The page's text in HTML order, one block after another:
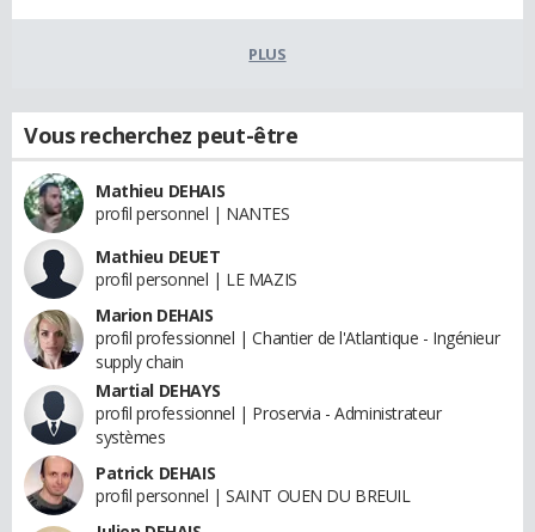
PLUS
Vous recherchez peut-être
Mathieu DEHAIS
profil personnel | NANTES
Mathieu DEUET
profil personnel | LE MAZIS
Marion DEHAIS
profil professionnel | Chantier de l'Atlantique - Ingénieur
supply chain
Martial DEHAYS
profil professionnel | Proservia - Administrateur
systèmes
Patrick DEHAIS
profil personnel | SAINT OUEN DU BREUIL